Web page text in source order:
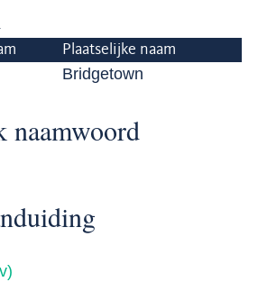
Plaatselijke naam
Bridgetown